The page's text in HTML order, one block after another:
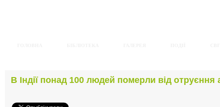
В Індії понад 100 людей померли від отруєння